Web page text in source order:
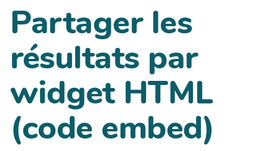
Partager les
résultats par
widget HTML
(code embed)